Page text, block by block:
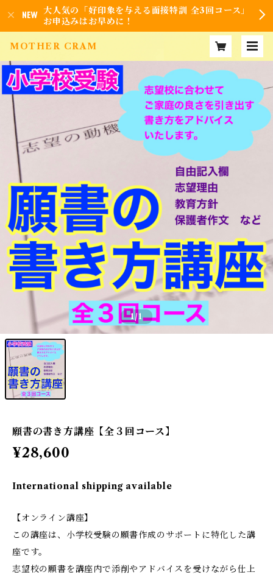
大人気の「好印象を与える面接特訓 全3回コース」
お申込みはお早めに！
MOTHER CRAM
1/1
願書の書き方講座【全３回コース】
¥28,600
International shipping available
【オンライン講座】
この講座は、小学校受験の願書作成のサポートに特化した講
座です。
志望校の願書を講座内で添削やアドバイスを受けながら仕上